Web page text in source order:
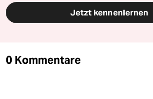
Jetzt kennenlernen
0 Kommentare